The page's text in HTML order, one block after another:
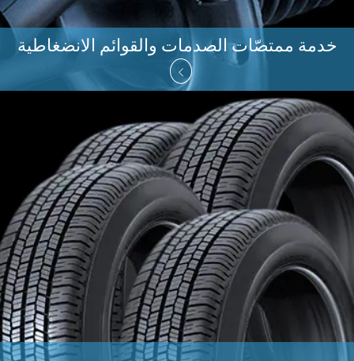
خدمة ممتصّات الصدمات والقوائم الانضغاطية